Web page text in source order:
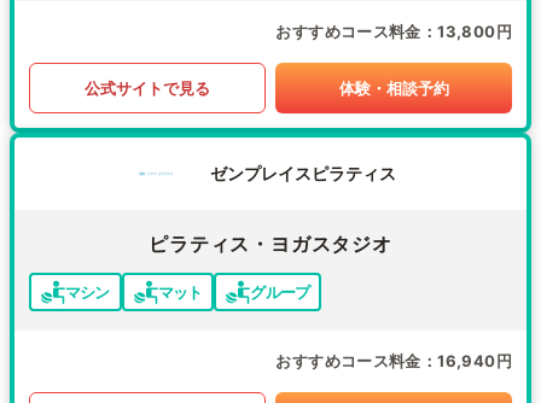
おすすめコース料金 13,800円
公式サイトで見る 体験・相談予約
ゼンプレイスピラティス
ピラティス・ヨガスタジオ
マシン マット グループ
おすすめコース料金 16,940円